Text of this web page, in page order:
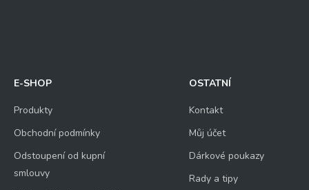
E-SHOP
Produkty
Obchodní podmínky
Odstoupení od kupní
smlouvy
OSTATNÍ
Kontakt
Můj účet
Dárkové poukazy
Rady a tipy